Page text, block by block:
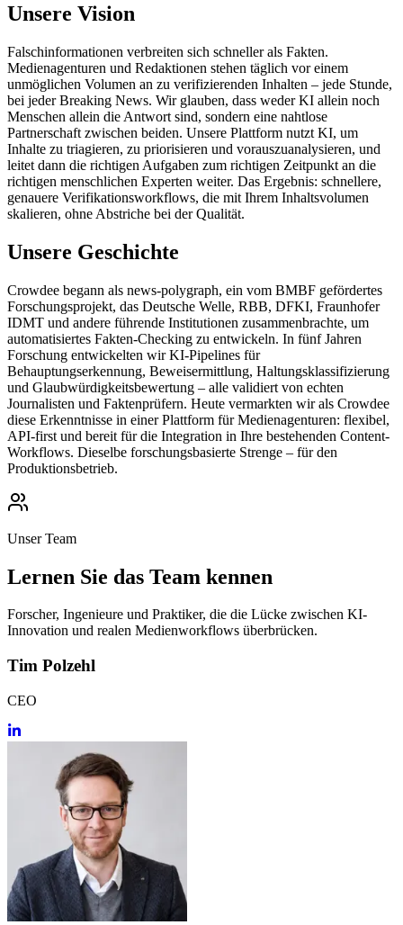
Unsere Vision
Falschinformationen verbreiten sich schneller als Fakten.
Medienagenturen und Redaktionen stehen täglich vor einem
unmöglichen Volumen an zu verifizierenden Inhalten – jede Stunde,
bei jeder Breaking News. Wir glauben, dass weder KI allein noch
Menschen allein die Antwort sind, sondern eine nahtlose
Partnerschaft zwischen beiden. Unsere Plattform nutzt KI, um
Inhalte zu triagieren, zu priorisieren und vorauszuanalysieren, und
leitet dann die richtigen Aufgaben zum richtigen Zeitpunkt an die
richtigen menschlichen Experten weiter. Das Ergebnis: schnellere,
genauere Verifikationsworkflows, die mit Ihrem Inhaltsvolumen
skalieren, ohne Abstriche bei der Qualität.
Unsere Geschichte
Crowdee begann als news-polygraph, ein vom BMBF gefördertes
Forschungsprojekt, das Deutsche Welle, RBB, DFKI, Fraunhofer
IDMT und andere führende Institutionen zusammenbrachte, um
automatisiertes Fakten-Checking zu entwickeln. In fünf Jahren
Forschung entwickelten wir KI-Pipelines für
Behauptungserkennung, Beweisermittlung, Haltungsklassifizierung
und Glaubwürdigkeitsbewertung – alle validiert von echten
Journalisten und Faktenprüfern. Heute vermarkten wir als Crowdee
diese Erkenntnisse in einer Plattform für Medienagenturen: flexibel,
API-first und bereit für die Integration in Ihre bestehenden Content-
Workflows. Dieselbe forschungsbasierte Strenge – für den
Produktionsbetrieb.
Unser Team
Lernen Sie das Team kennen
Forscher, Ingenieure und Praktiker, die die Lücke zwischen KI-
Innovation und realen Medienworkflows überbrücken.
Tim Polzehl
CEO